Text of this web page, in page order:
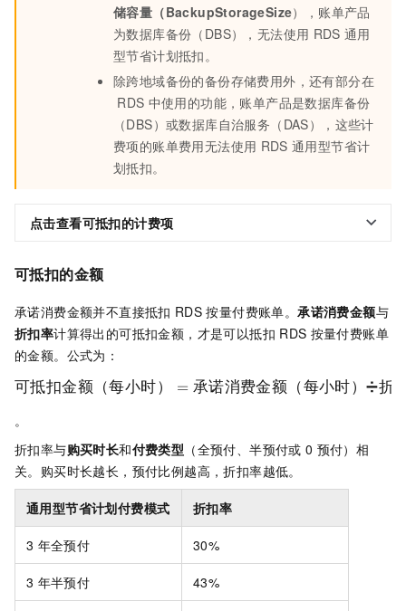
储容量（BackupStorageSize），账单产品
为数据库备份（DBS），无法使用 RDS 通用
型节省计划抵扣。
除跨地域备份的备份存储费用外，还有部分在
RDS 中使用的功能，账单产品是数据库备份
（DBS）或数据库自治服务（DAS），这些计
费项的账单费用无法使用 RDS 通用型节省计
划抵扣。
点击查看可抵扣的计费项
可抵扣的金额
承诺消费金额并不直接抵扣 RDS 按量付费账单。承诺消费金额与
折扣率计算得出的可抵扣金额，才是可以抵扣 RDS 按量付费账单
的金额。公式为：
可抵扣金额（每小时）
= 承诺消费金额（每小时）➗折
。
折扣率与购买时长和付费类型 （全预付、半预付或 0 预付）相
关。购买时长越长，预付比例越高，折扣率越低。
通用型节省计划付费模式 折扣率
3 年全预付 30%
3 年半预付 43%